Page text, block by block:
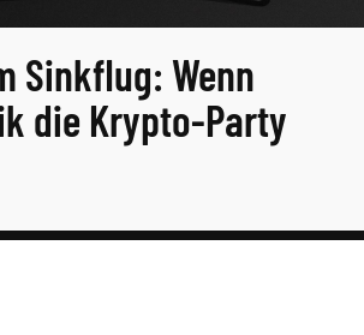
Sinkflug: Wenn
die Krypto-Party